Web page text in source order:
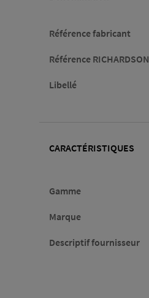
Référence fabricant
Référence RICHARDSON
Libellé
CARACTÉRISTIQUES
Gamme
Marque
Descriptif fournisseur